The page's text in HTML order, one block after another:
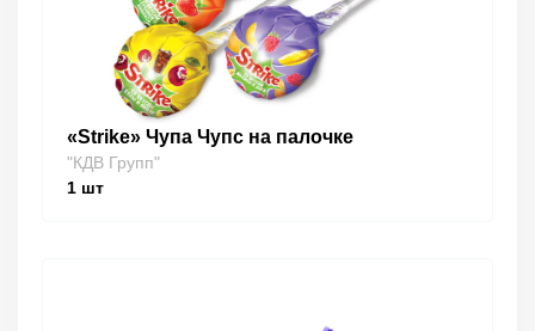
«Strike» Чупа Чупс на палочке
"КДВ Групп"
1 шт